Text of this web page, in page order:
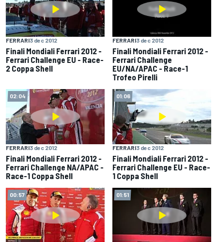
FERRARI3 dec 2012
Finali Mondiali Ferrari 2012 -
Ferrari Challenge EU - Race-
2 Coppa Shell
FERRARI3 dec 2012
Finali Mondiali Ferrari 2012 -
Ferrari Challenge
EU/NA/APAC - Race-1
Trofeo Pirelli
02:04
FERRARI3 dec 2012
Finali Mondiali Ferrari 2012 -
Ferrari Challenge NA/APAC -
Race-1 Coppa Shell
01:06
FERRARI3 dec 2012
Finali Mondiali Ferrari 2012 -
Ferrari Challenge EU - Race-
1 Coppa Shell
00:57 01:51